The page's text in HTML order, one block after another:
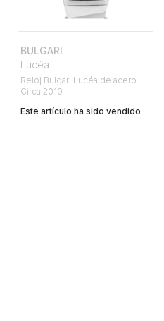
BULGARI
Lucéa
Reloj Bulgari Lucéa de acero
Circa 2010
Este artículo ha sido vendido